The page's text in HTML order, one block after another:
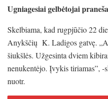
Ugniagesiai gelbėtojai
Skelbiama, kad rugpjūčio 22
Anykščių K. Ladigos gatvę.
šiukšlės. Užgesinta dviem
nenukentėjo. Įvykis tiriamas”, -
nuotr.